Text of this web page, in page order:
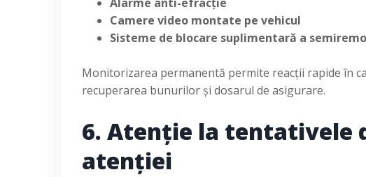
Camere video montate pe vehicul
Sisteme de blocare suplimentară a
Monitorizarea permanentă permite reacții rapide în
recuperarea bunurilor și dosarul de asigurare.
6. Atenție la tentativele
atenției